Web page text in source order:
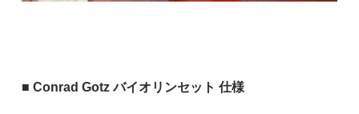
■ Conrad Gotz バイオリンセット 仕様